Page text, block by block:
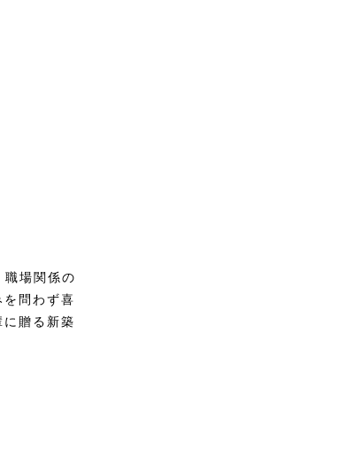
場関係の
問わず喜
贈る新築